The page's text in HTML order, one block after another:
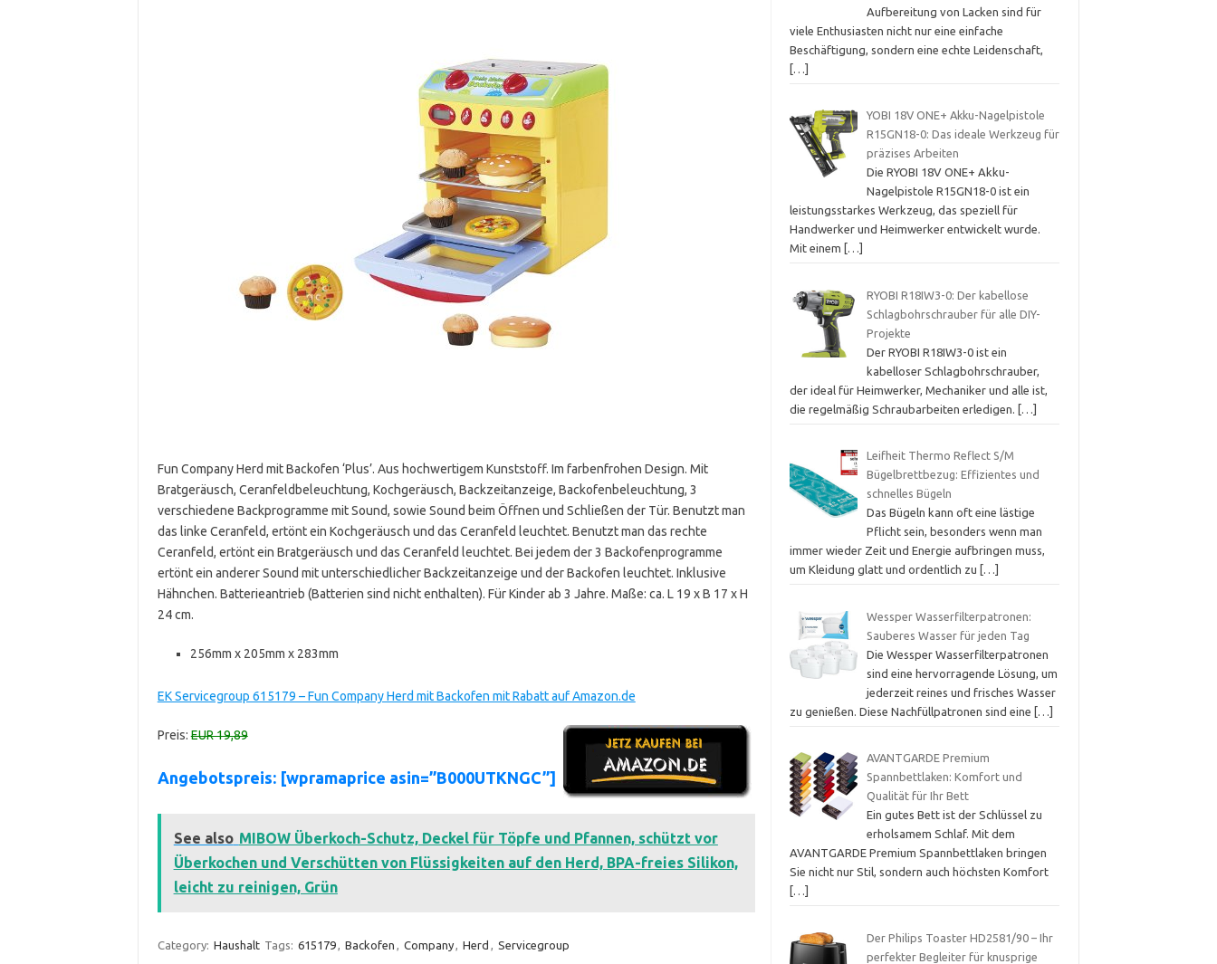
Fun Company Herd mit Backofen ‘Plus’. Aus hochwertigem Kunststoff. Im farbenfrohen Design. Mit
Bratgeräusch, Ceranfeldbeleuchtung, Kochgeräusch, Backzeitanzeige, Backofenbeleuchtung, 3
verschiedene Backprogramme mit Sound, sowie Sound beim Öffnen und Schließen der Tür. Benutzt man
das linke Ceranfeld, ertönt ein Kochgeräusch und das Ceranfeld leuchtet. Benutzt man das rechte
Ceranfeld, ertönt ein Bratgeräusch und das Ceranfeld leuchtet. Bei jedem der 3 Backofenprogramme
ertönt ein anderer Sound mit unterschiedlicher Backzeitanzeige und der Backofen leuchtet. Inklusive
Hähnchen. Batterieantrieb (Batterien sind nicht enthalten). Für Kinder ab 3 Jahre. Maße: ca. L 19 x B 17 x H
24 cm.
256mm x 205mm x 283mm
EK Servicegroup 615179 – Fun Company Herd mit Backofen mit Rabatt auf Amazon.de
Preis:EUR 19,89
Angebotspreis: [wpramaprice asin=”B000UTKNGC”]
See also MIBOW Überkoch-Schutz, Deckel für Töpfe und Pfannen, schützt vor
Überkochen und Verschütten von Flüssigkeiten auf den Herd, BPA-freies Silikon,
leicht zu reinigen, Grün
Category: Haushalt Tags: 615179, Backofen , Company, Herd , Servicegroup
Aufbereitung von Lacken sind für
viele Enthusiasten nicht nur eine einfache
Beschäftigung, sondern eine echte Leidenschaft,
[…]
YOBI 18V ONE+ Akku-Nagelpistole
R15GN18-0: Das ideale Werkzeug für
präzises Arbeiten
Die RYOBI 18V ONE+ Akku-
Nagelpistole R15GN18-0 ist ein
leistungsstarkes Werkzeug, das speziell für
Handwerker und Heimwerker entwickelt wurde.
Mit einem
[…]
RYOBI R18IW3-0: Der kabellose
Schlagbohrschrauber für alle DIY-
Projekte
Der RYOBI R18IW3-0 ist ein
kabelloser Schlagbohrschrauber,
der ideal für Heimwerker, Mechaniker und alle ist,
die regelmäßig Schraubarbeiten erledigen.
[…]
Leifheit Thermo Reflect S/M
Bügelbrettbezug: Effizientes und
schnelles Bügeln
Das Bügeln kann oft eine lästige
Pflicht sein, besonders wenn man
immer wieder Zeit und Energie aufbringen muss,
um Kleidung glatt und ordentlich zu
[…]
Wessper Wasserfilterpatronen:
Sauberes Wasser für jeden Tag
Die Wessper Wasserfilterpatronen
sind eine hervorragende Lösung, um
jederzeit reines und frisches Wasser
zu genießen. Diese Nachfüllpatronen sind eine
[…]
AVANTGARDE Premium
Spannbettlaken: Komfort und
Qualität für Ihr Bett
Ein gutes Bett ist der Schlüssel zu
erholsamem Schlaf. Mit dem
AVANTGARDE Premium Spannbettlaken bringen
Sie nicht nur Stil, sondern auch höchsten Komfort
[…]
Der Philips Toaster HD2581/90 – Ihr
perfekter Begleiter für knusprige